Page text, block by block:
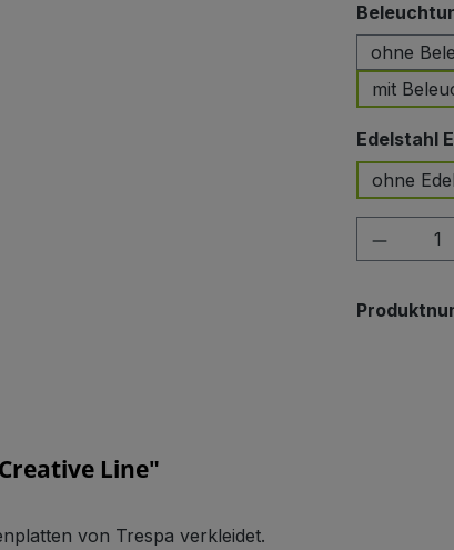
ohne
mit
Edelstahl
ohne
Line"
von Trespa verkleidet.